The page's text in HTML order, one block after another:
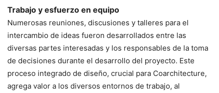
Trabajo y esfuerzo en equipo
Numerosas reuniones, discusiones y talleres para el
intercambio de ideas fueron desarrollados entre las
diversas partes interesadas y los responsables de la toma
de decisiones durante el desarrollo del proyecto. Este
proceso integrado de diseño, crucial para Coarchitecture,
agrega valor a los diversos entornos de trabajo, al